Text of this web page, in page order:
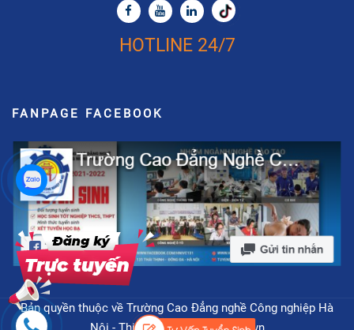
HOTLINE 24/7
FANPAGE FACEBOOK
Bản quyền thuộc về Trường Cao Đẳng nghề Công nghiệp Hà